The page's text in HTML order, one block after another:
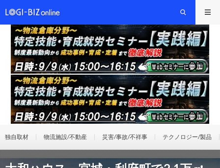
独自取材 物流施設/不動産 災害/事故/不祥事 テクノロジー/製品